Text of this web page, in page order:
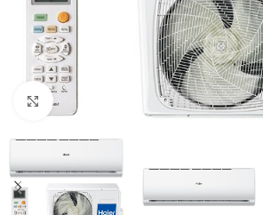
Нажмите, чтобы увеличить